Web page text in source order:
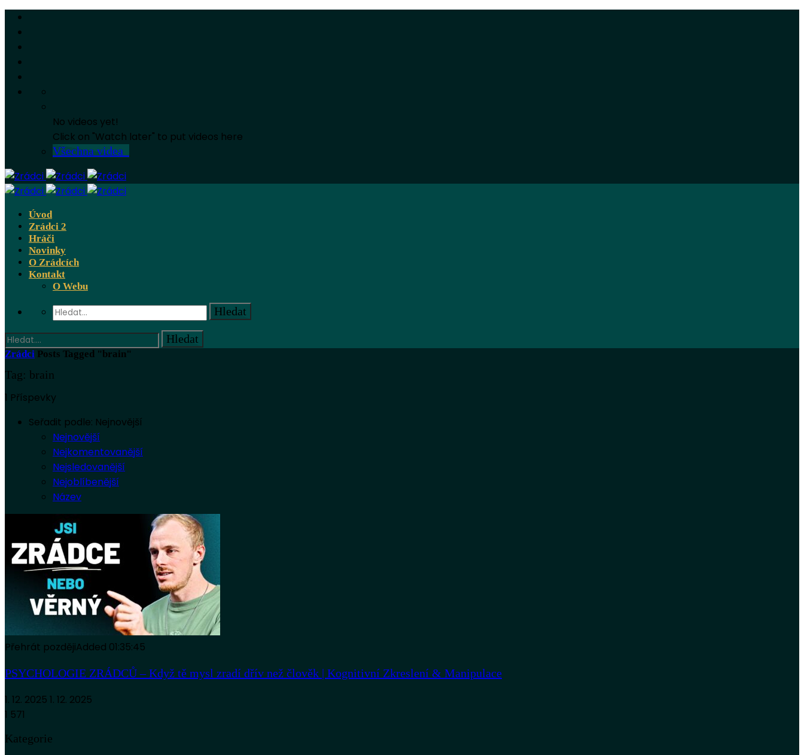
No videos yet!
Click on "Watch later" to put videos here
Všechna videa
Úvod
Zrádci 2
Hráči
Novinky
O Zrádcích
Kontakt
O Webu
Zrádci Posts Tagged "brain"
Tag: brain
1 Příspevky
Seřadit podle: Nejnovější
Nejnovější
Nejkomentovanější
Nejsledovanější
Nejoblíbenější
Název
Přehrát pozdějiAdded 01:35:45
PSYCHOLOGIE ZRÁDCŮ – Když tě mysl zradí dřív než člověk | Kognitivní Zkreslení & Manipulace
1. 12. 2025 1. 12. 2025
1 571
Kategorie